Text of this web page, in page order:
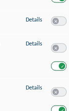
Details zu
Details zu
Details zu